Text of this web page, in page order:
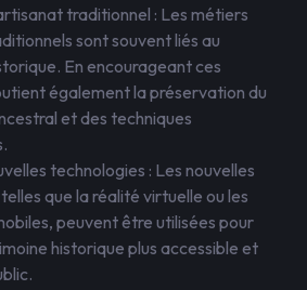
traditionnel : Les métiers
sont souvent liés au
En encourageant ces
également la préservation du
et des techniques
technologies : Les nouvelles
que la réalité virtuelle ou les
peuvent être utilisées pour
historique plus accessible et